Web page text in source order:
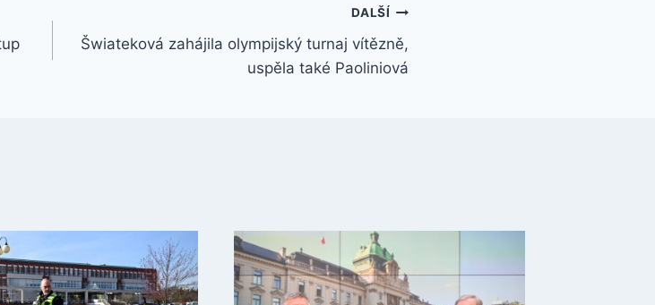
DALŠÍ
Šwiateková zahájila olympijský turnaj vítězně,
uspěla také Paoliniová